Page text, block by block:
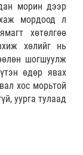
морин дээр
мордоод л
хөтөлгөө
хөлийг нь
шогшуулж
өдөр явах
хос морьтой
уурга тулаад